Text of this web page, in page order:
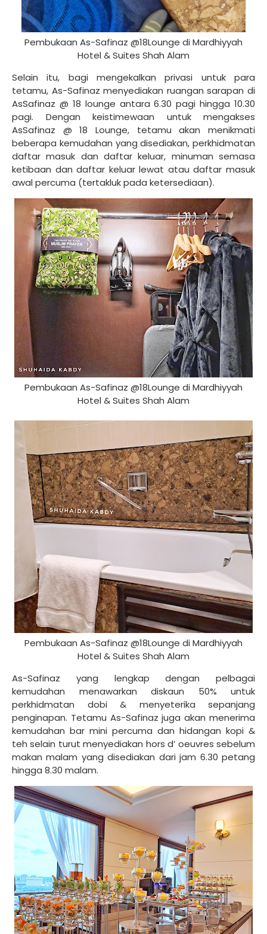
Pembukaan As-Safinaz @18Lounge di Mardhiyyah
Hotel & Suites Shah Alam
Selain itu, bagi mengekalkan privasi untuk para
tetamu, As-Safinaz menyediakan ruangan sarapan di
AsSafinaz @ 18 lounge antara 6.30 pagi hingga 10.30
pagi. Dengan keistimewaan untuk mengakses
AsSafinaz @ 18 Lounge, tetamu akan menikmati
beberapa kemudahan yang disediakan, perkhidmatan
daftar masuk dan daftar keluar, minuman semasa
ketibaan dan daftar keluar lewat atau daftar masuk
awal percuma (tertakluk pada ketersediaan).
Pembukaan As-Safinaz @18Lounge di Mardhiyyah
Hotel & Suites Shah Alam
Pembukaan As-Safinaz @18Lounge di Mardhiyyah
Hotel & Suites Shah Alam
As-Safinaz yang lengkap dengan pelbagai
kemudahan menawarkan diskaun 50% untuk
perkhidmatan dobi & menyeterika sepanjang
penginapan. Tetamu As-Safinaz juga akan menerima
kemudahan bar mini percuma dan hidangan kopi &
teh selain turut menyediakan hors d’ oeuvres sebelum
makan malam yang disediakan dari jam 6.30 petang
hingga 8.30 malam.